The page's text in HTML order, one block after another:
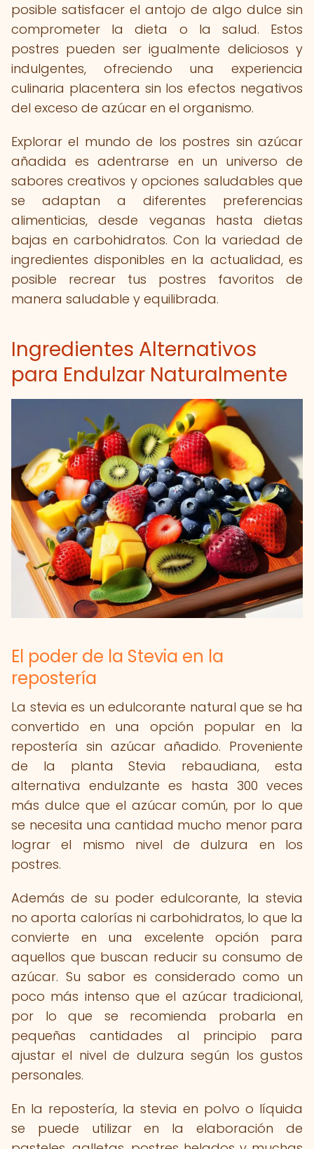
posible satisfacer el antojo de algo dulce sin
comprometer la dieta o la salud. Estos
postres pueden ser igualmente deliciosos y
indulgentes, ofreciendo una experiencia
culinaria placentera sin los efectos negativos
del exceso de azúcar en el organismo.
Explorar el mundo de los postres sin azúcar
añadida es adentrarse en un universo de
sabores creativos y opciones saludables que
se adaptan a diferentes preferencias
alimenticias, desde veganas hasta dietas
bajas en carbohidratos. Con la variedad de
ingredientes disponibles en la actualidad, es
posible recrear tus postres favoritos de
manera saludable y equilibrada.
Ingredientes Alternativos
para Endulzar Naturalmente
El poder de la Stevia en la
repostería
La stevia es un edulcorante natural que se ha
convertido en una opción popular en la
repostería sin azúcar añadido. Proveniente
de la planta Stevia rebaudiana, esta
alternativa endulzante es hasta 300 veces
más dulce que el azúcar común, por lo que
se necesita una cantidad mucho menor para
lograr el mismo nivel de dulzura en los
postres.
Además de su poder edulcorante, la stevia
no aporta calorías ni carbohidratos, lo que la
convierte en una excelente opción para
aquellos que buscan reducir su consumo de
azúcar. Su sabor es considerado como un
poco más intenso que el azúcar tradicional,
por lo que se recomienda probarla en
pequeñas cantidades al principio para
ajustar el nivel de dulzura según los gustos
personales.
En la repostería, la stevia en polvo o líquida
se puede utilizar en la elaboración de